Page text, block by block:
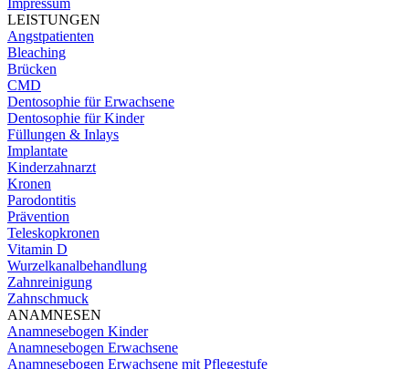
Impressum
LEISTUNGEN
Angstpatienten
Bleaching
Brücken
CMD
Dentosophie für Erwachsene
Dentosophie für Kinder
Füllungen & Inlays
Implantate
Kinderzahnarzt
Kronen
Parodontitis
Prävention
Teleskopkronen
Vitamin D
Wurzelkanal­behandlung
Zahnreinigung
Zahnschmuck
ANAMNESEN
Anamnesebogen Kinder
Anamnesebogen Erwachsene
Anamnesebogen Erwachsene mit Pflegestufe